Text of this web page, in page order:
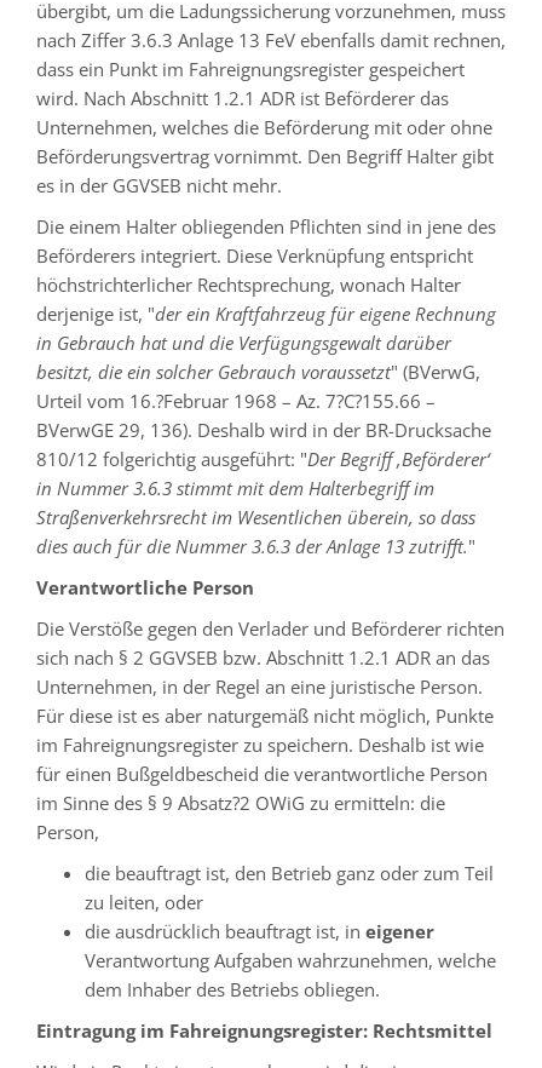
übergibt, um die Ladungssicherung vorzunehmen, muss
nach Ziffer 3.6.3 Anlage 13 FeV ebenfalls damit rechnen,
dass ein Punkt im Fahreignungsregister gespeichert
wird. Nach Abschnitt 1.2.1 ADR ist Beförderer das
Unternehmen, welches die Beförderung mit oder ohne
Beförderungsvertrag vornimmt. Den Begriff Halter gibt
es in der GGVSEB nicht mehr.
Die einem Halter obliegenden Pflichten sind in jene des
Beförderers integriert. Diese Verknüpfung entspricht
höchstrichterlicher Rechtsprechung, wonach Halter
derjenige ist, "der ein Kraftfahrzeug für eigene Rechnung
in Gebrauch hat und die Verfügungsgewalt darüber
besitzt, die ein solcher Gebrauch voraussetzt" ­(BVerwG,
Urteil vom 16.?Februar 1968 – Az. 7?C?155.66 –
BVerwGE 29, 136). Deshalb wird in der BR-Drucksache
810/12 folgerichtig ausgeführt: "Der Begriff ,Beförderer‘
in Nummer 3.6.3 stimmt mit dem Halterbegriff im
Straßenverkehrsrecht im Wesentlichen überein, so dass
dies auch für die Nummer 3.6.3 der Anlage 13 zutrifft."
Verantwortliche Person
Die Verstöße gegen den Verlader und Beförderer richten
sich nach § 2 GGVSEB bzw. Abschnitt 1.2.1 ADR an das
Unternehmen, in der Regel an eine juristische Person.
Für diese ist es aber naturgemäß nicht möglich, Punkte
im Fahreignungsregister zu speichern. Deshalb ist wie
für einen Bußgeldbescheid die verantwortliche Person
im Sinne des § 9 Absatz?2 OWiG zu ermitteln: die
Person,
die beauftragt ist, den Betrieb ganz oder zum Teil
zu leiten, oder
die ausdrücklich beauftragt ist, in eigener
Verantwortung Aufgaben wahrzunehmen, welche
dem Inhaber des Betriebs obliegen.
Eintragung im Fahreignungs­register: Rechtsmittel